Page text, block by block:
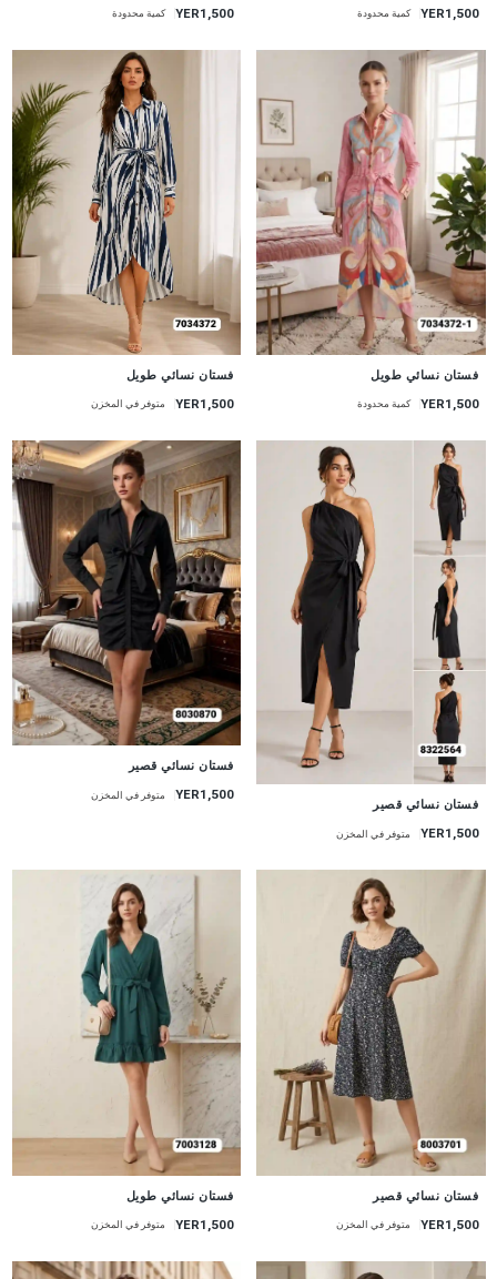
YER1,500 كمية محدودة YER1,500 كمية محدودة
فستان نسائي طويل
YER1,500 كمية محدودة
فستان نسائي طويل
YER1,500 متوفر في المخزن
جديد
فستان نسائي قصير
YER1,500 متوفر في المخزن
جديد
فستان نسائي قصير
YER1,500 متوفر في المخزن
فستان نسائي قصير
YER1,500 متوفر في المخزن
فستان نسائي طويل
YER1,500 متوفر في المخزن